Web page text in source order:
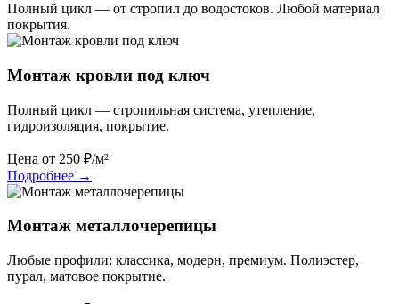
Полный цикл — от стропил до водостоков. Любой материал
покрытия.
Монтаж кровли под ключ
Полный цикл — стропильная система, утепление,
гидроизоляция, покрытие.
Цена от 250 ₽/м²
Подробнее →
Монтаж металлочерепицы
Любые профили: классика, модерн, премиум. Полиэстер,
пурал, матовое покрытие.